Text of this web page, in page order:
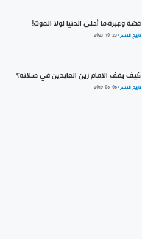
قصّة وعِبرة:ما أحلى الدنيا لولا الموت!
تاريخ النشر :2023-10-23
كيف يقف الامام زين العابدين في صلاته؟
تاريخ النشر :2019-06-06